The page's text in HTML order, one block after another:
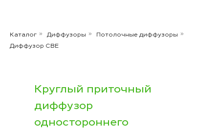
Каталог » Диффузоры » Потолочные диффузоры »
Диффузор CBE
Круглый приточный
диффузор
одностороннего